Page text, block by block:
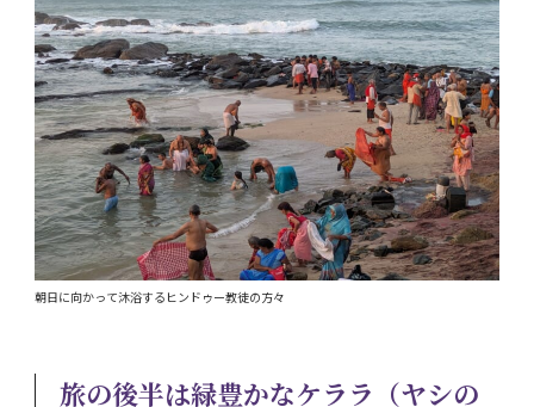
朝日に向かって沐浴するヒンドゥー教徒の方々
旅の後半は緑豊かなケララ（ヤシの